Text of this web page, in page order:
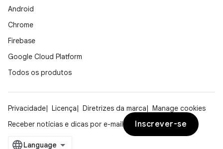
Android
Chrome
Firebase
Google Cloud Platform
Todos os produtos
Privacidade Licença Diretrizes da marca
Manage cookies
Receber notícias e dicas por e-mail
Inscrever-se